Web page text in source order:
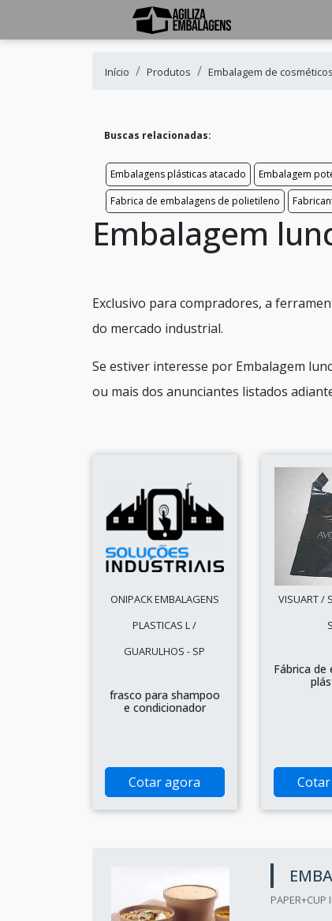
Início Produtos Embalagem de cosméticos
Buscas relacionadas:
Embalagens plásticas atacado Embalagem
Fabrica de embalagens de polietileno
Embalagem
Exclusivo para compradores, a
do mercado industrial.
Se estiver interesse por Embalagem
ou mais dos anunciantes listados
ONIPACK EMBALAGENS
PLASTICAS L /
GUARULHOS - SP
frasco para shampoo
e condicionador
Cotar agora
VISUART /
Fábrica de
PAPER+CUP